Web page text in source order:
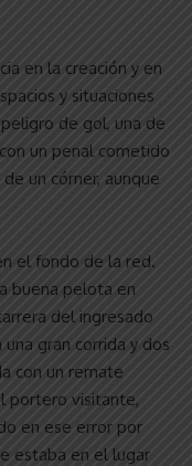
en la creación y en
y situaciones
de gol, una de
un penal cometido
un córner, aunque
el fondo de la red.
buena pelota en
del ingresado
gran corrida y dos
con un remate
portero visitante,
en ese error por
estaba en el lugar